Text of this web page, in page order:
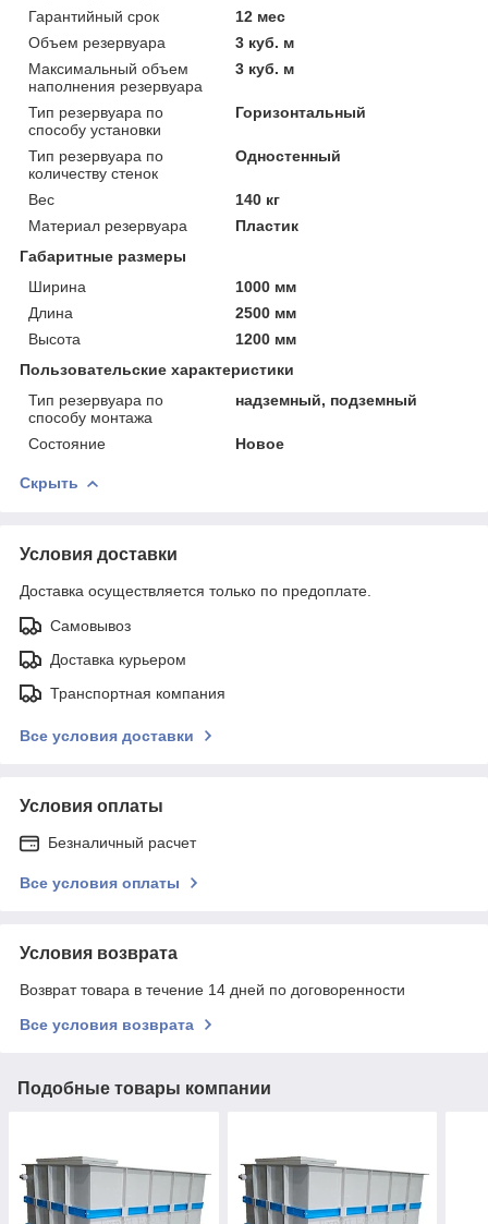
Гарантийный срок
12 мес
Объем резервуара
3 куб. м
Максимальный объем
наполнения резервуара
3 куб. м
Тип резервуара по
способу установки
Горизонтальный
Тип резервуара по
количеству стенок
Одностенный
Вес
140 кг
Материал резервуара
Пластик
Габаритные размеры
Ширина
1000 мм
Длина
2500 мм
Высота
1200 мм
Пользовательские характеристики
Тип резервуара по
способу монтажа
надземный, подземный
Состояние Новое
Скрыть
Условия доставки
Доставка осуществляется только по предоплате.
Самовывоз
Доставка курьером
Транспортная компания
Все условия доставки
Условия оплаты
Безналичный расчет
Все условия оплаты
Условия возврата
Возврат товара в течение 14 дней по договоренности
Все условия возврата
Подобные товары компании